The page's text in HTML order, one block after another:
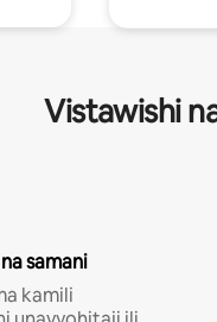
Vistawishi
samani
kamili